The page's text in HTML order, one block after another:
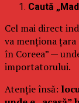
Caută
Cel mai direct
va menționa țara
în Coreea” —
importatorului.
Atenție însă: